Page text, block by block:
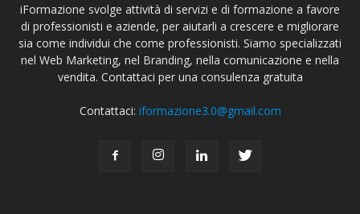
iFormazione svolge attività di servizi e di formazione a favore
di professionisti e aziende, per aiutarli a crescere e migliorare
sia come individui che come professionisti. Siamo specializzati
nel Web Marketing, nel Branding, nella comunicazione e nella
vendita. Contattaci per una consulenza gratuita
Contattaci: iformazione3.0@gmail.com